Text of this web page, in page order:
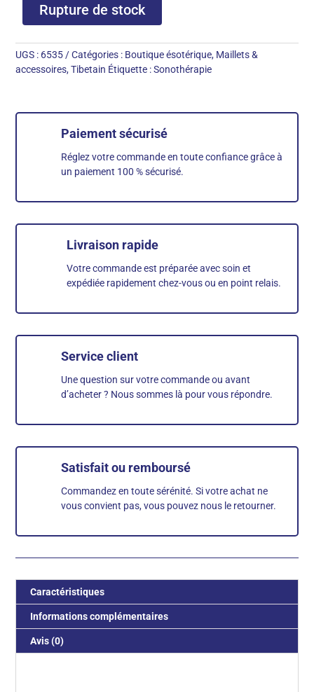
Rupture de stock
UGS : 6535 Catégories : Boutique ésotérique, Maillets &
accessoires,Tibetain Étiquette : Sonothérapie
Paiement sécurisé
Réglez votre commande en toute confiance grâce à
un paiement 100 % sécurisé.
Livraison rapide
Votre commande est préparée avec soin et
expédiée rapidement chez-vous ou en point relais.
Service client
Une question sur votre commande ou avant
d’acheter ? Nous sommes là pour vous répondre.
Satisfait ou remboursé
Commandez en toute sérénité. Si votre achat ne
vous convient pas, vous pouvez nous le retourner.
Caractéristiques
Informations complémentaires
Avis (0)